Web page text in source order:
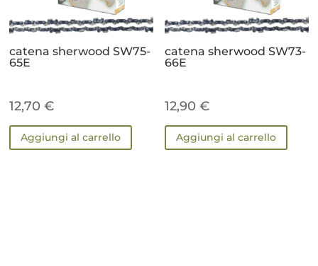
catena sherwood SW75-
65E
12,70€
Aggiungi al carrello
catena sherwood SW73-
66E
12,90€
Aggiungi al carrello